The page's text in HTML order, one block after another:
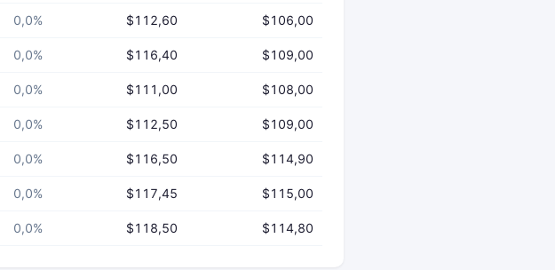
0,0% $112,60 $106,00
0,0% $116,40 $109,00
0,0% $111,00 $108,00
0,0% $112,50 $109,00
0,0% $116,50 $114,90
0,0% $117,45 $115,00
0,0% $118,50 $114,80